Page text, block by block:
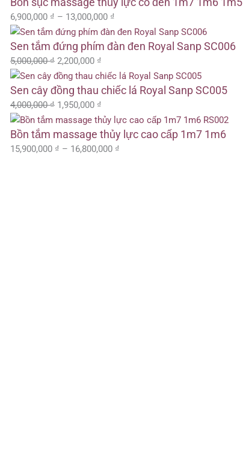
6,900,000 ₫ – 13,000,000 ₫
Sen tắm đứng phím đàn đen Royal Sanp SC006
5,000,000₫ 2,200,000 ₫
Sen cây đồng thau chiếc lá Royal Sanp SC005
4,000,000₫ 1,950,000 ₫
Bồn tắm massage thủy lực cao cấp 1m7 1m6
15,900,000 ₫ – 16,800,000 ₫